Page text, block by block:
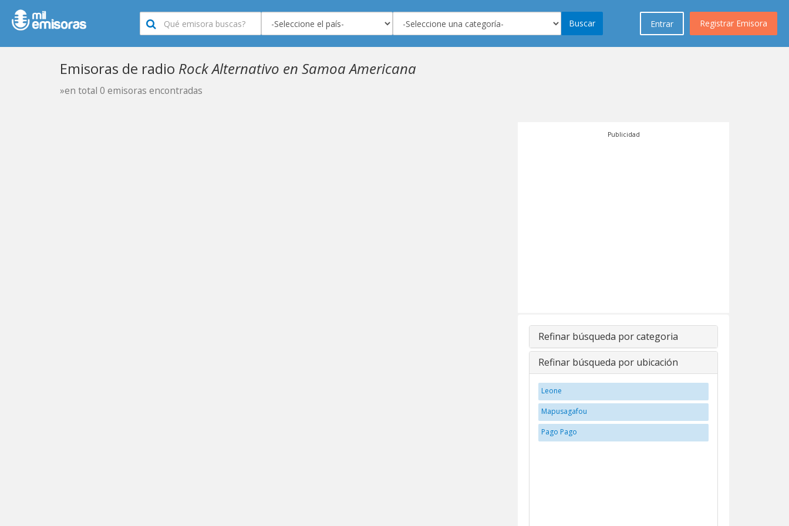
Registrar Emisora
Entrar
Buscar
Emisoras de radio Rock Alternativo en Samoa Americana
»en total 0 emisoras encontradas
Publicidad
Refinar búsqueda por categoria
Refinar búsqueda por ubicación
Leone
Mapusagafou
Pago Pago